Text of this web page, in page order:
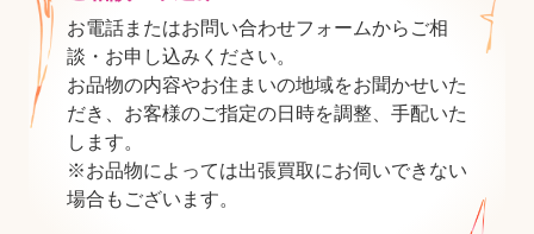
お電話またはお問い合わせフォームからご相
談・お申し込みください。
お品物の内容やお住まいの地域をお聞かせいた
だき、お客様のご指定の日時を調整、手配いた
します。
※お品物によっては出張買取にお伺いできない
場合もございます。